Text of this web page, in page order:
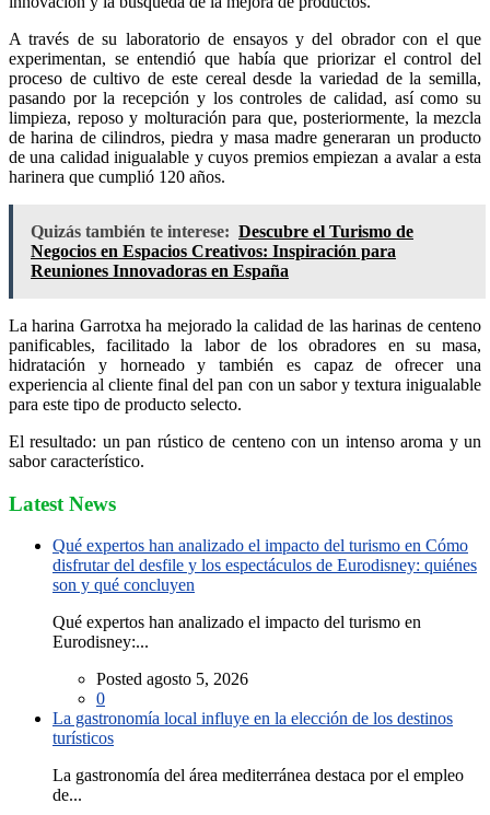
A través de su laboratorio de ensayos y del obrador con el que
experimentan, se entendió que había que priorizar el control del
proceso de cultivo de este cereal desde la variedad de la semilla,
pasando por la recepción y los controles de calidad, así como su
limpieza, reposo y molturación para que, posteriormente, la mezcla
de harina de cilindros, piedra y masa madre generaran un producto
de una calidad inigualable y cuyos premios empiezan a avalar a esta
harinera que cumplió 120 años.
Quizás también te interese: Descubre el Turismo de
Negocios en Espacios Creativos: Inspiración para
Reuniones Innovadoras en España
La harina Garrotxa ha mejorado la calidad de las harinas de centeno
panificables, facilitado la labor de los obradores en su masa,
hidratación y horneado y también es capaz de ofrecer una
experiencia al cliente final del pan con un sabor y textura inigualable
para este tipo de producto selecto.
El resultado: un pan rústico de centeno con un intenso aroma y un
sabor característico.
Latest News
Qué expertos han analizado el impacto del turismo en Cómo
disfrutar del desfile y los espectáculos de Eurodisney: quiénes
son y qué concluyen
Qué expertos han analizado el impacto del turismo en
Eurodisney:...
Posted agosto 5, 2026
0
La gastronomía local influye en la elección de los destinos
turísticos
La gastronomía del área mediterránea destaca por el empleo
de...